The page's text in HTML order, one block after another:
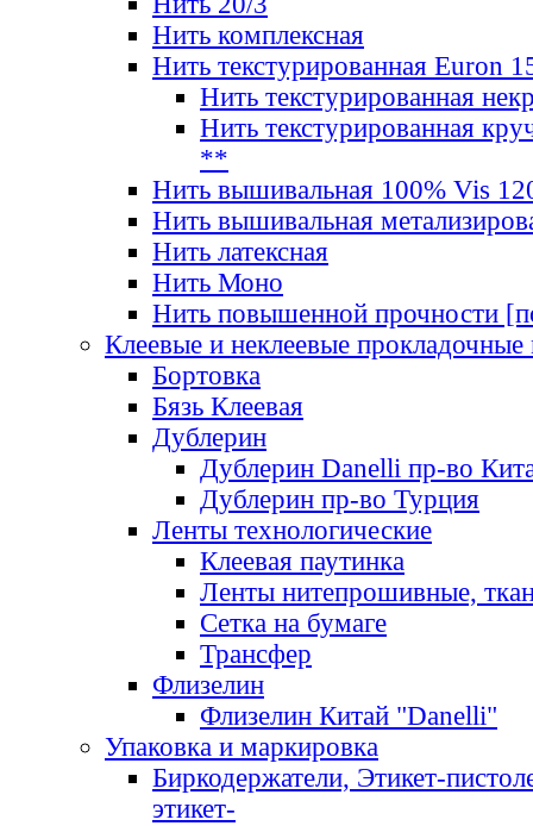
Нить комплексная
Нить текстурированная Euron
Нить текстурированная
Нить текстурированная
**
Нить вышивальная 100% Vis
Нить вышивальная
Нить латексная
Нить Моно
Нить повышенной прочности
Клеевые и неклеевые прокладочные
Бортовка
Бязь Клеевая
Дублерин
Дублерин Danelli пр-во
Дублерин пр-во Турция
Ленты технологические
Клеевая паутинка
Ленты нитепрошивные,
Сетка на бумаге
Трансфер
Флизелин
Флизелин Китай "Danelli"
Упаковка и маркировка
Биркодержатели, Этикет-
этикет-